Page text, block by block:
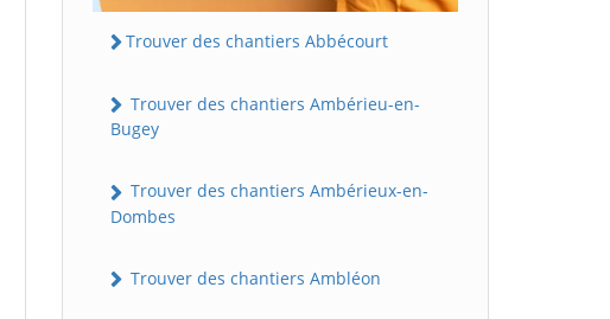
Trouver des chantiers Abbécourt
Trouver des chantiers Ambérieu-en-
Bugey
Trouver des chantiers Ambérieux-en-
Dombes
Trouver des chantiers Ambléon